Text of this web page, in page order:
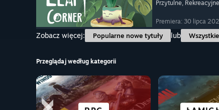
Przytulne, Rekreacyjne
Premiera: 30 lipca
Zobacz więcej:
Popularne nowe tytuły lub
Przeglądaj według kategorii
SCIENCE